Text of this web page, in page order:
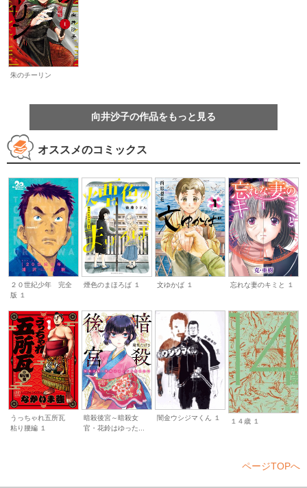
朱のチーリン
向井沙子の作品をもっと見る
オススメのコミックス
２０世紀少年 完全
版 １
煙色のまほろば １ 文ゆかば １ 忘れな妻のキミと １
うっちゃれ五所瓦
粘り腰編 １
暗殺後宮～暗殺女
官・花鈴はゆった...
闇金ウシジマくん １ １４歳 １
ページTOPへ